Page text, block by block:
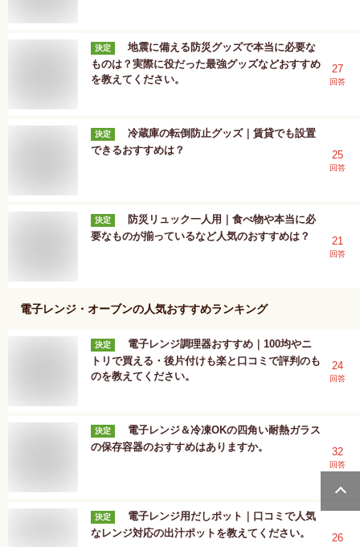
決定
地震に備える防災グッズで本当に必要な
ものは？実際に役だった最強グッズなどおすすめ
を教えてください。
27
回答
決定
冷蔵庫の転倒防止グッズ｜賃貸でも設置
できるおすすめは？
25
回答
決定
防災リュック一人用｜食べ物や本当に必
要なものが揃っているなど人気のおすすめは？
21
回答
電子レンジ・オーブンの人気おすすめランキング
決定
電子レンジ調理器おすすめ｜100均やニ
トリで買える・後片付けも楽と口コミで評判のも
のを教えてください。
24
回答
決定
電子レンジ＆冷凍OKの四角い耐熱ガラス
の保存容器のおすすめはありますか。
32
回答
決定
電子レンジ用だしポット｜口コミで人気
なレンジ対応の出汁ポットを教えてください。
26